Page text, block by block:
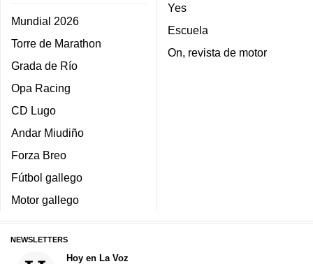
Mundial 2026
Torre de Marathon
Grada de Río
Opa Racing
CD Lugo
Andar Miudiño
Forza Breo
Fútbol gallego
Motor gallego
Yes
Escuela
On, revista de motor
NEWSLETTERS
Hoy en La Voz